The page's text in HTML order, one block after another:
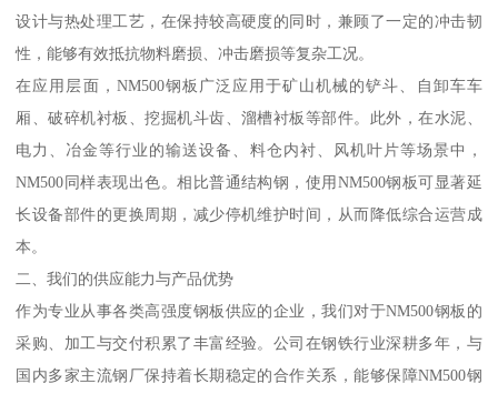
设计与热处理工艺，在保持较高硬度的同时，兼顾了一定的冲击韧
性，能够有效抵抗物料磨损、冲击磨损等复杂工况。
在应用层面，NM500钢板广泛应用于矿山机械的铲斗、自卸车车
厢、破碎机衬板、挖掘机斗齿、溜槽衬板等部件。此外，在水泥、
电力、冶金等行业的输送设备、料仓内衬、风机叶片等场景中，
NM500同样表现出色。相比普通结构钢，使用NM500钢板可显著延
长设备部件的更换周期，减少停机维护时间，从而降低综合运营成
本。
二、我们的供应能力与产品优势
作为专业从事各类高强度钢板供应的企业，我们对于NM500钢板的
采购、加工与交付积累了丰富经验。公司在钢铁行业深耕多年，与
国内多家主流钢厂保持着长期稳定的合作关系，能够保障NM500钢